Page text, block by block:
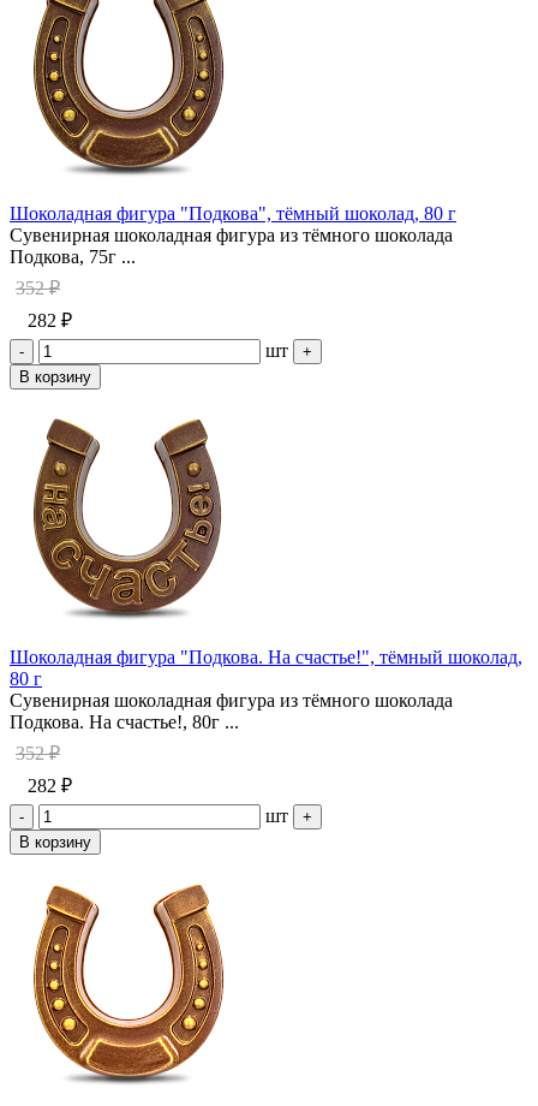
Шоколадная фигура "Подкова", тёмный шоколад, 80 г
Сувенирная шоколадная фигура из тёмного шоколада
Подкова, 75г ...
352 ₽
282 ₽
- шт
+
В корзину
Шоколадная фигура "Подкова. На счастье!", тёмный шоколад,
80 г
Сувенирная шоколадная фигура из тёмного шоколада
Подкова. На счастье!, 80г ...
352 ₽
282 ₽
- шт
+
В корзину